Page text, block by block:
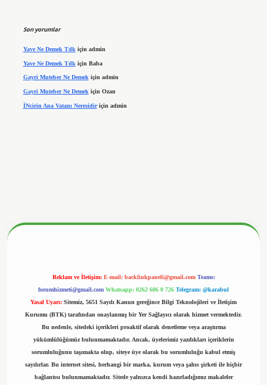
Son yorumlar
Yave Ne Demek Tdk için admin
Yave Ne Demek Tdk için Baba
Gayri Muteber Ne Demekiçin admin
Gayri Muteber Ne Demek için Ozan
İNcirin Ana Vatanı Neresidiriçin admin
Reklam ve İletişim: E-mail: backlinkpaneli@gmail.com Teams:
forumhizmeti@gmail.com Whatsapp: 0262 606 0 726 Telegram: @karabul
Yasal Uyarı: Sitemiz, 5651 Sayılı Kanun gereğince Bilgi Teknolojileri ve İletişim
Kurumu (BTK) tarafından onaylanmış bir Yer Sağlayıcı olarak hizmet vermektedir.
Bu nedenle, sitedeki içerikleri proaktif olarak denetleme veya araştırma
yükümlülüğümüz bulunmamaktadır. Ancak, üyelerimiz yazdıkları içeriklerin
sorumluluğunu taşımakta olup, siteye üye olarak bu sorumluluğu kabul etmiş
sayılırlar. Bu internet sitesi, herhangi bir marka, kurum veya şahıs şirketi ile hiçbir
bağlantısı bulunmamaktadır. Sitede yalnızca kendi hazırladığımız makaleler